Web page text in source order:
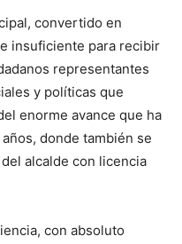
convertido en
insuficiente para recibir
representantes
y políticas que
enorme avance que ha
donde también se
alcalde con licencia
con absoluto